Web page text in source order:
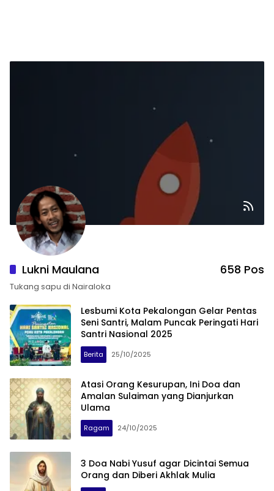
Lukni Maulana 658 Pos
Tukang sapu di Nairaloka
Lesbumi Kota Pekalongan Gelar Pentas
Seni Santri, Malam Puncak Peringati Hari
Santri Nasional 2025
Berita 25/10/2025
Atasi Orang Kesurupan, Ini Doa dan
Amalan Sulaiman yang Dianjurkan
Ulama
Ragam 24/10/2025
3 Doa Nabi Yusuf agar Dicintai Semua
Orang dan Diberi Akhlak Mulia